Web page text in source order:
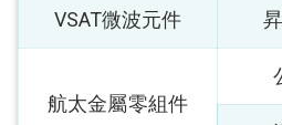
VSAT微波元件
航太金屬零組件